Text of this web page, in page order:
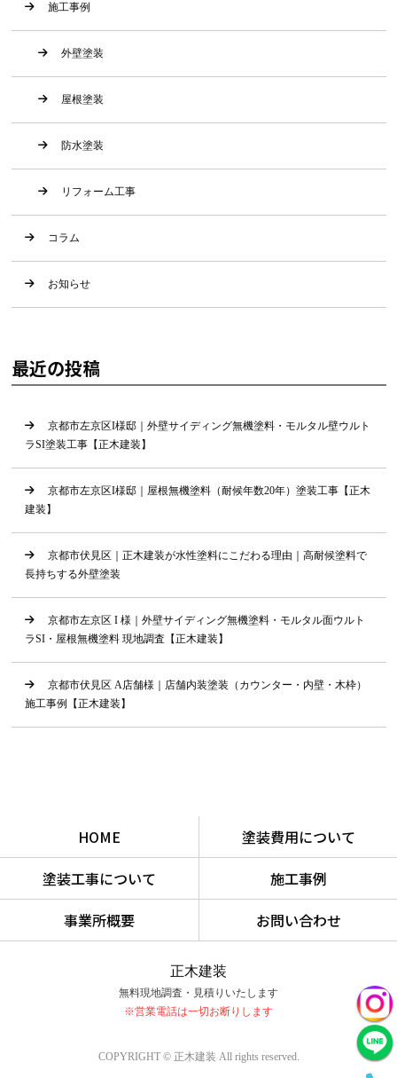
施工事例
外壁塗装
屋根塗装
防水塗装
リフォーム工事
コラム
お知らせ
最近の投稿
京都市左京区I様邸｜外壁サイディング無機塗料・モルタル壁ウルト
ラSI塗装工事【正木建装】
京都市左京区I様邸｜屋根無機塗料（耐候年数20年）塗装工事【正木
建装】
京都市伏見区｜正木建装が水性塗料にこだわる理由｜高耐候塗料で
長持ちする外壁塗装
京都市左京区 I 様｜外壁サイディング無機塗料・モルタル面ウルト
ラSI・屋根無機塗料 現地調査【正木建装】
京都市伏見区 A店舗様｜店舗内装塗装（カウンター・内壁・木枠）
施工事例【正木建装】
HOME
塗装費用について
塗装工事について
施工事例
事業所概要
お問い合わせ
正木建装
無料現地調査・見積りいたします
※営業電話は一切お断りします
COPYRIGHT © 正木建装 All rights reserved.